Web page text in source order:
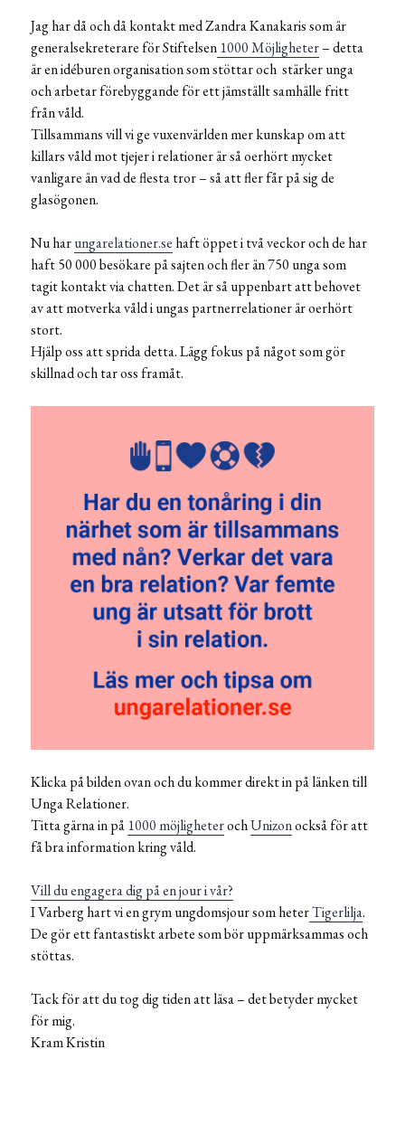
Jag har då och då kontakt med Zandra Kanakaris som är
generalsekreterare för Stiftelsen 1000 Möjligheter– detta
är en idéburen organisation som stöttar och stärker unga
och arbetar förebyggande för ett jämställt samhälle fritt
från våld.
Tillsammans vill vi ge vuxenvärlden mer kunskap om att
killars våld mot tjejer i relationer är så oerhört mycket
vanligare än vad de flesta tror – så att fler får på sig de
glasögonen.
Nu harungarelationer.se haft öppet i två veckor och de har
haft 50 000 besökare på sajten och fler än 750 unga som
tagit kontakt via chatten. Det är så uppenbart att behovet
av att motverka våld i ungas partnerrelationer är oerhört
stort.
Hjälp oss att sprida detta. Lägg fokus på något som gör
skillnad och tar oss framåt.
Klicka på bilden ovan och du kommer direkt in på länken till
Unga Relationer.
Titta gärna in på 1000 möjligheterochUnizonockså för att
få bra information kring våld.
Vill du engagera dig på en jour i vår?
I Varberg hart vi en grym ungdomsjour som heterTigerlilja.
De gör ett fantastiskt arbete som bör uppmärksammas och
stöttas.
Tack för att du tog dig tiden att läsa – det betyder mycket
för mig.
Kram Kristin